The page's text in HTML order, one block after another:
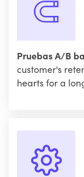
Pruebas A/B
customer's
hearts for a